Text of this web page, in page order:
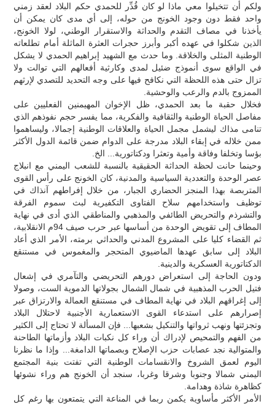
ولكم أن تتخيلوا معي ماذا لو كان قُدِّر للحمدي حكم البلاد لعقد زمني
واحد فقط دون وجود الخونج من حوله، إلى أي مدى كان يمكن أن
يأخذنا في مصاف التقدم والحداثة والاستقرار الوطني، لولا الخونج،
الذين شكلوا في عهده أكبر وأبرز حجرات العثرة الماثلة أمام تطلعاته
الوطنية المثلى والخلاقة. وما حدث مع الشهيد إبراهيم الحمدي لا يشكل
في الواقع سوى أنموذج ضئيل لمدى وكارثية أفعالهم التي توالت ولا
تزال حتى هذه اللحظة التي نكافح فيها على وجه التحديد للتصدي لإرثهم
الممزوج بالدم والرعب والوحشية.
فخلال حقبة ما بعد الحمدي، ظل الإخوان المهيمنين الفعليين على
مفاصل الحياة الوطنية والثقافية والفكرية، مما يفسر حجم نفوذهم الذي
تنامى مذاك ليشمل مجمل الحياة والعلاقات الوطنية إجمالا، وليساهموا
ممن خلاله في إبقاء البلاد مدرجة على الدوام ضمن قائمة الدول الأكثر
بؤسا وتخلفا وفاقة وأمية وتعثرا ودكتاتورية... الخ.
وحينما حانت لحظة الحداثة الحقيقية بالنسبة للشعب اليمني مع انبلاج
عصر الوحدة والتعددية السياسية والمدنية، كان الخونج على رأس القوى
المتربصة بهذا المنجز الحضاري الجبار، من خلال إفراطهم آنذاك في
توظيف واستخدامهم سلاح الفتاوى التكفيرية لبث سموم الفرقة
والتشرذم والتحريض الطائفي والمذهبي والمناطقي الذي أدى في نهاية
المطاف إلى تقويض الوحدة من أساسها عبر حرب صيف 94م الانقلابية،
ثم القضاء كليا على المشروع المدني والحداثي برمته، الأمر الذي أعاد
البلاد إلى سابق عهدها الماضيوي المتحجر والمغموس في مستنقع
الدكتاتورية العسكرية والدينية.
ودون الحاجة إلى استعراض دورهم التحريضي والتآمري في إشعال
فتيل الحرب المذهبية في شمال الشمال بجولاتها الدموية الست، وصولا
إلى إغراقهم البلاد في نهاية المطاف في مستنقع العمالة والارتزاق عبر
إصرارهم على استدعاء القوى الاستعمارية الأجنبية لاحتلال البلاد
وتجزئتها ونهب ثرواتها والتنكيل بشعبها... فإن المسألة لا تحتاج إلى الكثير
من الفهم والتمحيص لإدراك أن وراء كل نكبات البلاد وأزماتها الطاحنة
والمتوالية نجد عصابات حزب الإصلاح وبصماتها الدامغة... وإذا ما نظرنا
اليوم لعمق الشروخ والانقسامات الوطنية التي تفتت بنية المجتمع
اليمني شمالا وجنوبا وشرقا وغربا، سنجد أن الخونج هم وراء نشوئها
كظاهرة شاذة وهدامة.
الأمر الأكثر مأساوية يكمن ربما في المناعة التي يتمتعون بها رغم كل